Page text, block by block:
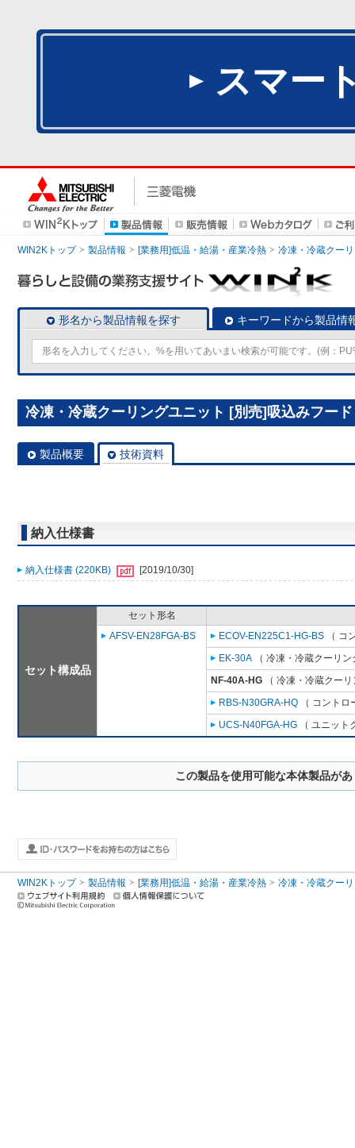
スマー
WIN2Kトップ 製品情報 [業務用]低温・給湯・産業冷熱 冷凍・冷蔵クー
形名から製品情報を探す キーワードから製品情
冷凍・冷蔵クーリングユニット [別売]吸込みフー
製品概要 技術資料
納入仕様書
納入仕様書 (220KB) [2019/10/30]
セット構成品
セット形名
AFSV-EN28FGA-BS
ECOV-EN225C1-HG-BS （ コ
EK-30A （ 冷凍・冷蔵クーリ
NF-40A-HG （ 冷凍・冷蔵クー
RBS-N30GRA-HQ （ コント
UCS-N40FGA-HG （ ユニット
この製品を使用可能な本体製品が
WIN2Kトップ 製品情報 [業務用]低温・給湯・産業冷熱 冷凍・冷蔵クー